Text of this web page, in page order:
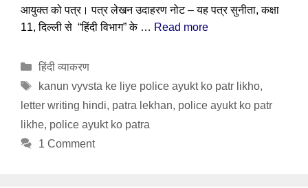
आयुक्त को पत्र। पत्र लेखन उदाहरण नोट – यह पत्र सुनीता, कक्षा
11, दिल्ली से “हिंदी विभाग” के … Read more
Categories
हिंदी व्याकरण
Tags
kanun vyvsta ke liye police ayukt ko patr likho,
letter writing hindi, patra lekhan, police ayukt ko patr
likhe, police ayukt ko patra
1 Comment